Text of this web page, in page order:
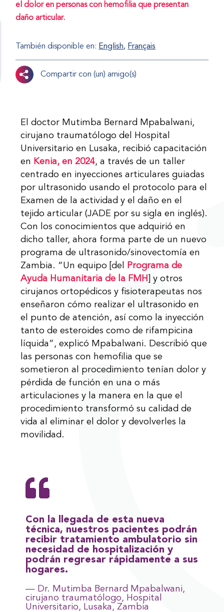
el dolor en personas con hemofilia que presentan
daño articular.
También disponible en: English Français
Compartir con (un) amigo(s)
El doctor Mutimba Bernard Mpabalwani,
cirujano traumatólogo del Hospital
Universitario en Lusaka, recibió capacitación
en Kenia, en 2024, a través de un taller
centrado en inyecciones articulares guiadas
por ultrasonido usando el protocolo para el
Examen de la actividad y el daño en el
tejido articular (JADE por su sigla en inglés).
Con los conocimientos que adquirió en
dicho taller, ahora forma parte de un nuevo
programa de ultrasonido/sinovectomía en
Zambia. “Un equipo [del
Programa de
Ayuda Humanitaria de la FMH
] y otros
cirujanos ortopédicos y fisioterapeutas nos
enseñaron cómo realizar el ultrasonido en
el punto de atención, así como la inyección
tanto de esteroides como de rifampicina
líquida”, explicó Mpabalwani. Describió que
las personas con hemofilia que se
sometieron al procedimiento tenían dolor y
pérdida de función en una o más
articulaciones y la manera en la que el
procedimiento transformó su calidad de
vida al eliminar el dolor y devolverles la
movilidad.
Con la llegada de esta nueva
técnica, nuestros pacientes podrán
recibir tratamiento ambulatorio sin
necesidad de hospitalización y
podrán regresar rápidamente a sus
hogares.
— Dr. Mutimba Bernard Mpabalwani,
cirujano traumatólogo, Hospital
Universitario, Lusaka, Zambia